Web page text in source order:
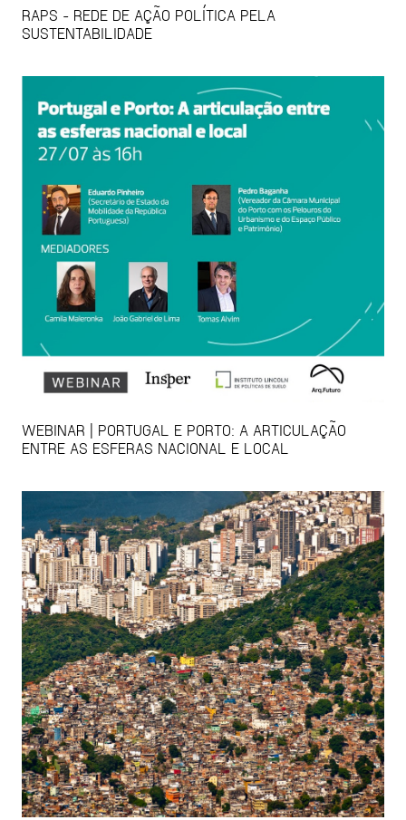
RAPS - REDE DE AÇÃO POLÍTICA PELA
SUSTENTABILIDADE
WEBINAR | PORTUGAL E PORTO: A ARTICULAÇÃO
ENTRE AS ESFERAS NACIONAL E LOCAL